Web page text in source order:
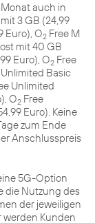
auch in
3 GB (24,99
Euro), O2 Free M
mit 40 GB
Euro), O2 Free
Unlimited Basic
Unlimited
O2 Free
Euro). Keine
zum Ende
Anschlusspreis
5G-Option
die Nutzung des
der jeweiligen
Kunden